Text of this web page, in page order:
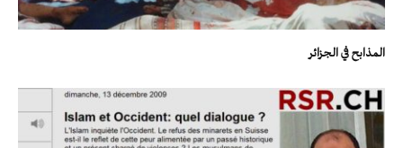
المذابح في الجزائر